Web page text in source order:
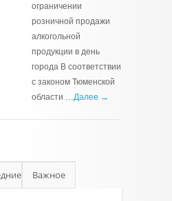
ограничении
розничной продажи
алкогольной
продукции в день
города В соответствии
с законом Тюменской
области …Далее →
Важное